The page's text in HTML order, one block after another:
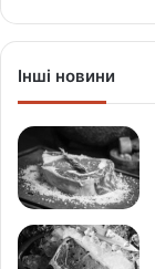
Інші новини